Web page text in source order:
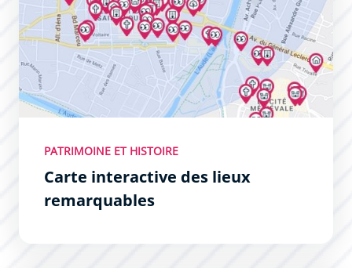
PATRIMOINE ET HISTOIRE
Carte interactive des lieux
remarquables